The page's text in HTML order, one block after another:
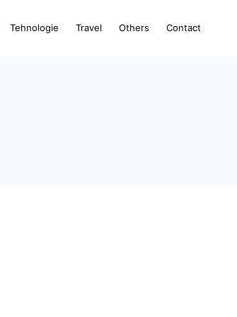
Tehnologie Travel Others Contact